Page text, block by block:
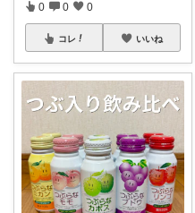
0 0 0
コレ いいね